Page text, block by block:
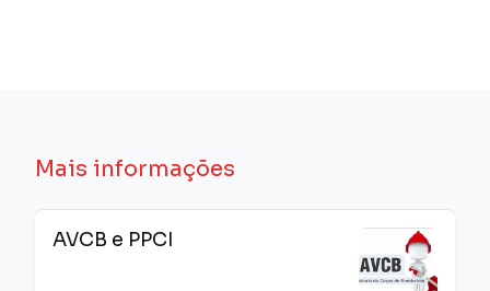
Mais informações
AVCB e PPCI